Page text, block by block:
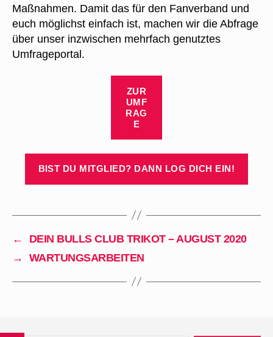
Maßnahmen. Damit das für den Fanverband und
euch möglichst einfach ist, machen wir die Abfrage
über unser inzwischen mehrfach genutztes
Umfrageportal.
ZUR
UMF
RAG
E
BIST DU MITGLIED? DANN LOG DICH EIN!
←
DEIN BULLS CLUB TRIKOT – AUGUST 2020
→
WARTUNGSARBEITEN